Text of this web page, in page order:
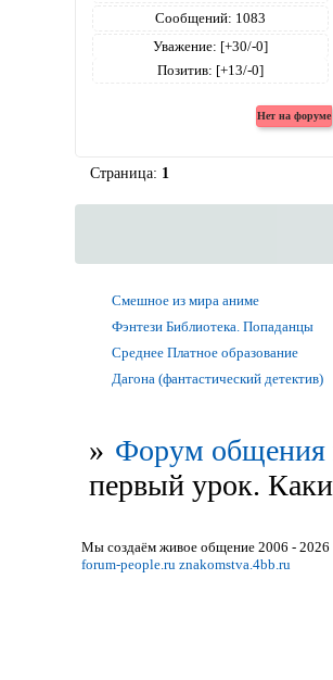
Сообщений: 1083
Уважение: [+30/-0]
Позитив: [+13/-0]
Страница: 1
Смешное из мира аниме
Фэнтези Библиотека. Попаданцы
Среднее Платное образование
Дагона (фантастический детектив)
» Форум общения
первый урок.
Мы создаём живое общение 2006 - 2026
forum-people.ru znakomstva.4bb.ru